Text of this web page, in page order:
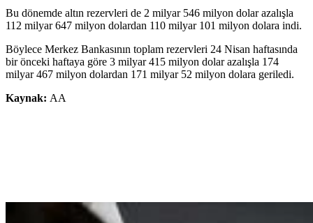
Bu dönemde altın rezervleri de 2 milyar 546 milyon dolar azalışla
112 milyar 647 milyon dolardan 110 milyar 101 milyon dolara indi.
Böylece Merkez Bankasının toplam rezervleri 24 Nisan haftasında
bir önceki haftaya göre 3 milyar 415 milyon dolar azalışla 174
milyar 467 milyon dolardan 171 milyar 52 milyon dolara geriledi.
Kaynak: AA